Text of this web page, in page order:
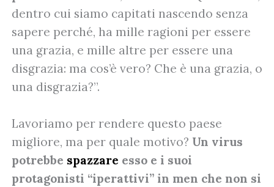
dentro cui siamo capitati nascendo senza
sapere perché, ha mille ragioni per essere
una grazia, e mille altre per essere una
disgrazia: ma cos’è vero? Che è una grazia, o
una disgrazia?”.
Lavoriamo per rendere questo paese
migliore, ma per quale motivo? Un virus
potrebbe spazzare esso e i suoi
protagonisti “iperattivi” in men che non si